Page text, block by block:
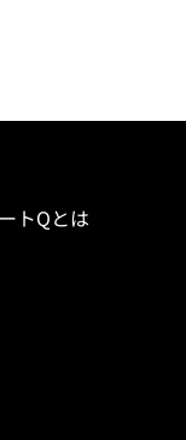
トQとは